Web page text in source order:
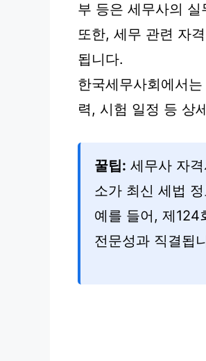
부 등은 세무사의
또한, 세무 관련 자
됩니다.
한국세무사회에서
력, 시험 일정 등 상
꿀팁: 세무사 자
소가 최신 세법
예를 들어, 제124
전문성과 직결됩